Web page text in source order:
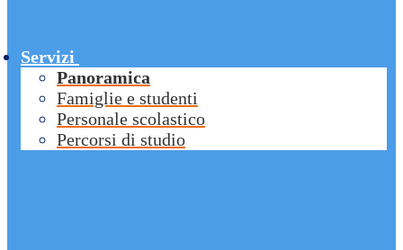
Servizi
Panoramica
Famiglie e studenti
Personale scolastico
Percorsi di studio